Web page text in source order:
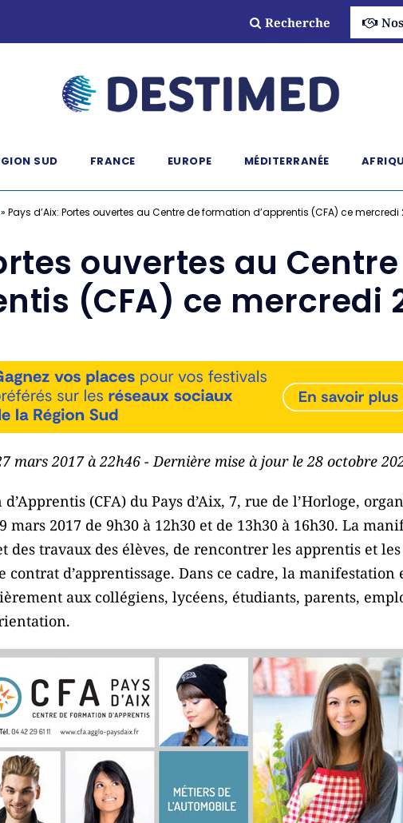
Recherche
SUD FRANCE EUROPE MÉDITERRANÉE
» Pays d’Aix: Portes ouvertes au Centre de formation d’apprentis (CFA) ce
ouvertes au
(CFA) ce mercredi
mars 2017 à 22h46 - Dernière mise à jour le 28 octobre
(CFA) du Pays d’Aix, 7, rue de l’Horloge,
mars 2017 de 9h30 à 12h30 et de 13h30 à 16h30. La
des travaux des élèves, de rencontrer les apprentis et
contrat d’apprentissage. Dans ce cadre, la manifestation
aux collégiens, lycéens, étudiants, parents,